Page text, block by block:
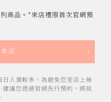
商品。*來店禮限首次官網預
店
人潮較多，為避免您至店上無
議您透過官網先行預約，將挑